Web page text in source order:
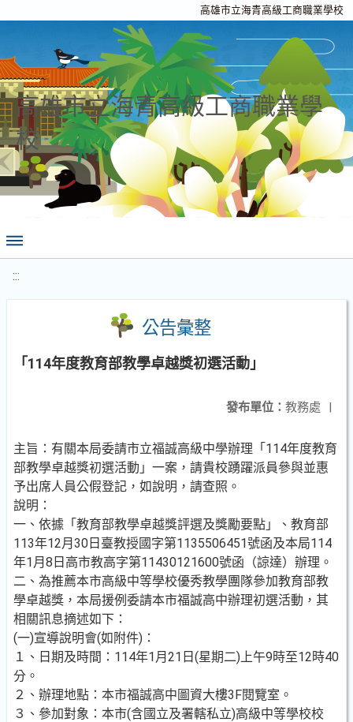
高雄市立海青高級工商職業學校
高雄市立海青高級工商職業學
校
:::
公告彙整
「114年度教育部教學卓越獎初選活動」
發布單位： 教務處 |
主旨：有關本局委請市立福誠高級中學辦理「114年度教育
部教學卓越獎初選活動」一案，請貴校踴躍派員參與並惠
予出席人員公假登記，如說明，請查照。
說明：
一、依據「教育部教學卓越獎評選及獎勵要點」、教育部
113年12月30日臺教授國字第1135506451號函及本局114
年1月8日高市教高字第11430121600號函（諒達）辦理。
二、為推薦本市高級中等學校優秀教學團隊參加教育部教
學卓越獎，本局援例委請本市福誠高中辦理初選活動，其
相關訊息摘述如下：
(一)宣導說明會(如附件)：
１、日期及時間：114年1月21日(星期二)上午9時至12時40
分。
２、辦理地點：本市福誠高中圖資大樓3F閱覽室。
３、參加對象：本市(含國立及署轄私立)高級中等學校校